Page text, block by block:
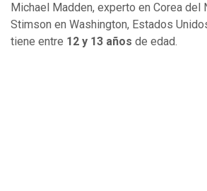
Michael Madden, experto en Corea del
Stimson en Washington, Estados
tiene entre 12 y 13 años de edad.